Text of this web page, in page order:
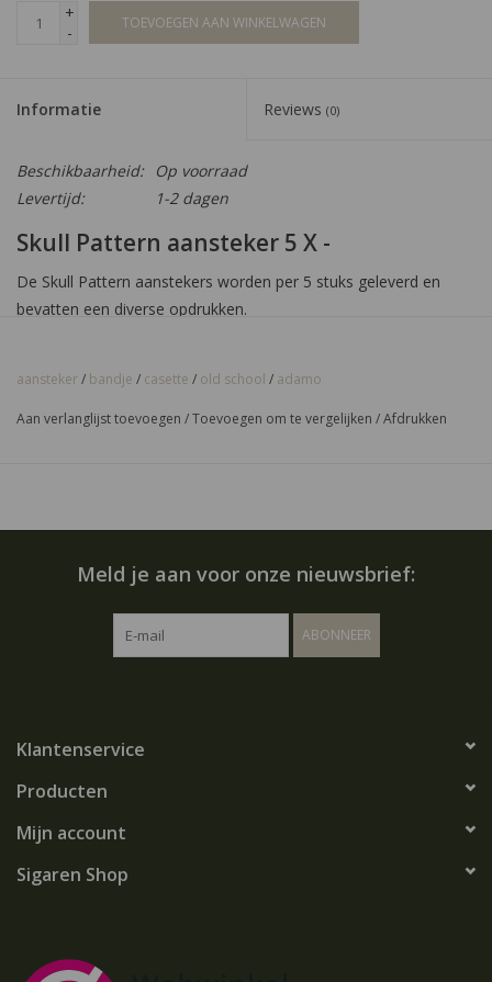
+
-
TOEVOEGEN AAN WINKELWAGEN
Informatie Reviews (0)
Beschikbaarheid:
Op voorraad
Levertijd:
1-2 dagen
Skull Pattern aansteker 5 X -
De Skull Pattern aanstekers worden per 5 stuks geleverd en
bevatten een diverse opdrukken.
stuur een e-mail naarinfo@sigaren.shop!
aansteker / bandje / casette / old school / adamo
Aan verlanglijst toevoegen /Toevoegen om te vergelijken /Afdrukken
Meld je aan voor onze nieuwsbrief:
ABONNEER
Klantenservice
Producten
Mijn account
Sigaren Shop